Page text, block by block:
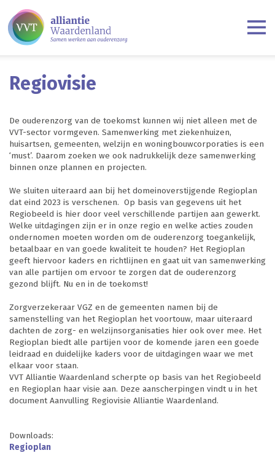
Regiovisie
De ouderenzorg van de toekomst kunnen wij niet alleen met de
VVT-sector vormgeven. Samenwerking met ziekenhuizen,
huisartsen, gemeenten, welzijn en woningbouwcorporaties is een
‘must’. Daarom zoeken we ook nadrukkelijk deze samenwerking
binnen onze plannen en projecten.
We sluiten uiteraard aan bij het domeinoverstijgende Regioplan
dat eind 2023 is verschenen. Op basis van gegevens uit het
Regiobeeld is hier door veel verschillende partijen aan gewerkt.
Welke uitdagingen zijn er in onze regio en welke acties zouden
ondernomen moeten worden om de ouderenzorg toegankelijk,
betaalbaar en van goede kwaliteit te houden? Het Regioplan
geeft hiervoor kaders en richtlijnen en gaat uit van samenwerking
van alle partijen om ervoor te zorgen dat de ouderenzorg
gezond blijft. Nu en in de toekomst!
Zorgverzekeraar VGZ en de gemeenten namen bij de
samenstelling van het Regioplan het voortouw, maar uiteraard
dachten de zorg- en welzijnsorganisaties hier ook over mee. Het
Regioplan biedt alle partijen voor de komende jaren een goede
leidraad en duidelijke kaders voor de uitdagingen waar we met
elkaar voor staan.
VVT Alliantie Waardenland scherpte op basis van het Regiobeeld
en Regioplan haar visie aan. Deze aanscherpingen vindt u in het
document Aanvulling Regiovisie Alliantie Waardenland.
Downloads:
Regioplan